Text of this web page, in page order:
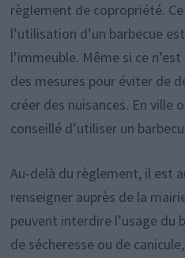
règlement de copropriété.
l’utilisation d’un barbecue
l’immeuble. Même si ce
des mesures pour éviter de
créer des nuisances. En ville
conseillé d’utiliser un
Au-delà du règlement, il est
renseigner auprès de la
peuvent interdire l’usage du
de sécheresse ou de